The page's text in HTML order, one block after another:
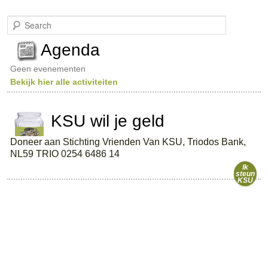
e
c
h
Agenda
Geen evenementen
Bekijk hier alle activiteiten
KSU wil je geld
Doneer aan Stichting Vrienden Van KSU, Triodos Bank,
NL59 TRIO 0254 6486 14
Ik
steun
KSU